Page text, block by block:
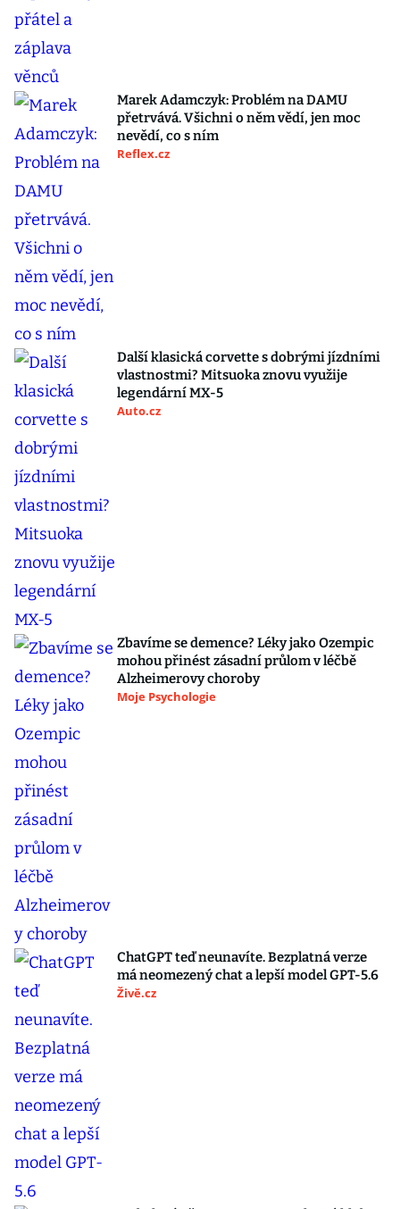
Marek Adamczyk: Problém na DAMU
přetrvává. Všichni o něm vědí, jen moc
nevědí, co s ním
Reflex.cz
Další klasická corvette s dobrými jízdními
vlastnostmi? Mitsuoka znovu využije
legendární MX-5
Auto.cz
Zbavíme se demence? Léky jako Ozempic
mohou přinést zásadní průlom v léčbě
Alzheimerovy choroby
Moje Psychologie
ChatGPT teď neunavíte. Bezplatná verze
má neomezený chat a lepší model GPT-5.6
Živě.cz